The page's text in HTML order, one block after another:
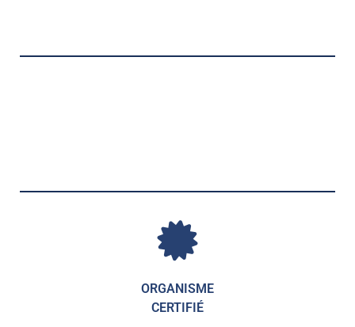
ORGANISME
CERTIFIÉ